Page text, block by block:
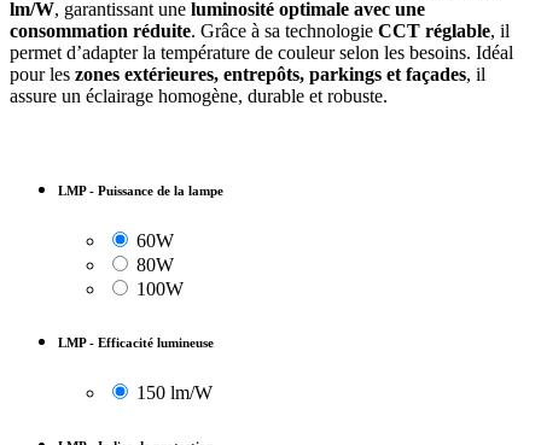
lm/W, garantissant une luminosité optimale avec une
consommation réduite. Grâce à sa technologie CCT réglable, il
permet d’adapter la température de couleur selon les besoins. Idéal
pour les zones extérieures, entrepôts, parkings et façades, il
assure un éclairage homogène, durable et robuste.
LMP - Puissance de la lampe
60W
80W
100W
LMP - Efficacité lumineuse
150 lm/W